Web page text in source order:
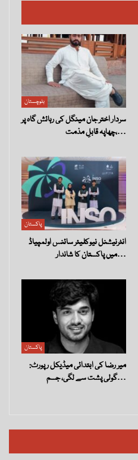
بلوچستان
سردار اختر جان مینگل کی رہائش گاہ پر
چھاپہ قابلِ مذمت،…
پاکستان
انٹرنیشنل نیوکلیئر سائنس اولمپیاڈ
میں پاکستان کا شاندار…
پاکستان
میر رضا کی ابتدائی میڈیکل رپورٹ:
گولی پشت سے لگی، جسم…